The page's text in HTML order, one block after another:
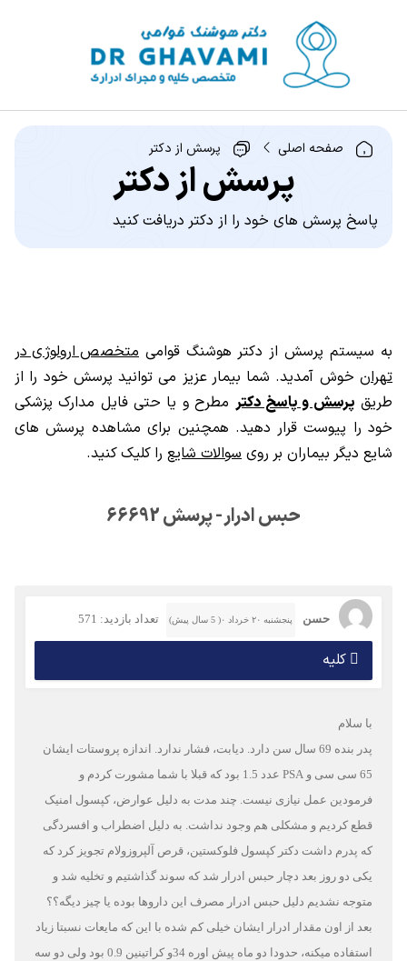
صفحه اصلی پرسش از دکتر
پرسش از دکتر
پاسخ پرسش های خود را از دکتر دریافت کنید
به سیستم پرسش از دکتر هوشنگ قوامی متخصص ارولوژی در
تهران خوش آمدید. شما بیمار عزیز می توانید پرسش خود را از
طریق پرسش و پاسخ دکتر مطرح و یا حتی فایل مدارک پزشکی
خود را پیوست قرار دهید. همچنین برای مشاهده پرسش های
شایع دیگر بیماران بر روی سوالات شایع را کلیک کنید.
حبس ادرار - پرسش 66692
حسن پنجشنبه ۲۰ خرداد ۰( 5 سال پیش) تعداد بازدید: 571
کلیه
با سلام
پدر بنده 69 سال سن دارد. دیابت، فشار ندارد. اندازه پروستات ایشان
65 سی سی و PSA عدد 1.5 بود که قبلا با شما مشورت کردم و
فرمودین عمل نیازی نیست. چند مدت به دلیل عوارض، کپسول امنیک
قطع کردیم و مشکلی هم وجود نداشت. به دلیل اضطراب و افسردگی
که پدرم داشت دکتر کپسول فلوکستین، قرص آلپروزولام تجویز کرد که
یکی دو روز بعد دچار حبس ادرار شد که سوند گذاشتیم و تخلیه شد و
متوجه نشدیم دلیل حبس ادرار مصرف این داروها بوده یا چیز دیگه؟؟
بعد از اون مقدار ادرار ایشان خیلی کم شده با این که مایعات نسبتا زیاد
استفاده میکنه، حدودا دو ماه پیش اوره 34و کراتینین 0.9 بود ولی دو سه